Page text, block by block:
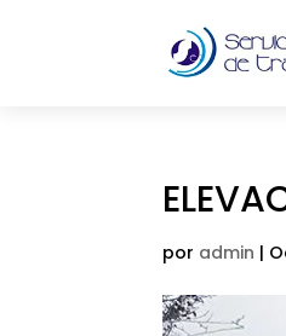
por admin |